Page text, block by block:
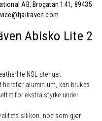
AB, Brogatan 141, 89435
Abisko Lite 2
NSL stenger.
hardfør aluminium, kan brukes
for ekstra styrke under
silikon, noe som gjør